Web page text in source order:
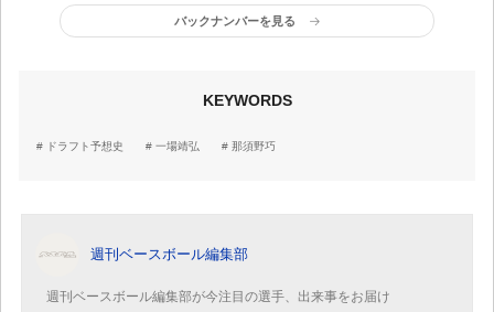
ち」／プロ野球20世紀の
男たち
バックナンバーを見る
KEYWORDS
ドラフト予想史 一場靖弘 那須野巧
週刊ベースボール編集部
週刊ベースボール編集部が今注目の選手、出来事をお届け